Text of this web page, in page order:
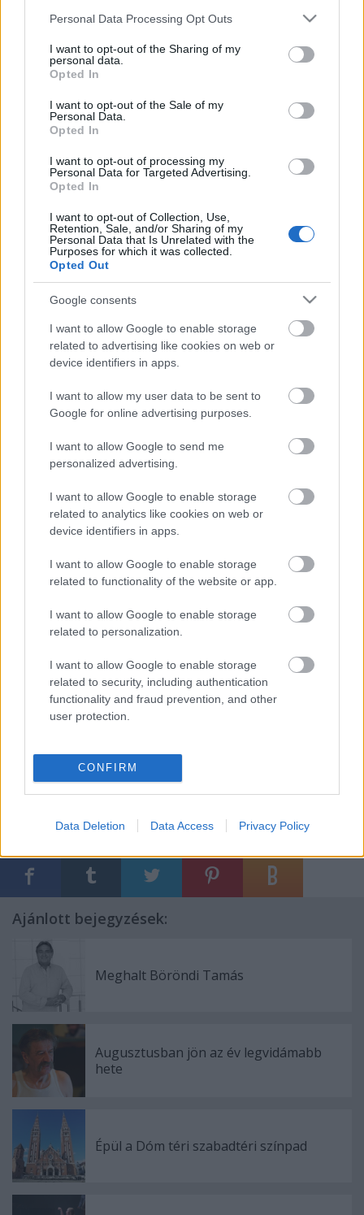
Please note that this website/app uses one or more Google
not limited to your visit or usage behaviour. You may click to
grant or deny consent to Google and its third-party tags to
use your data for below specified purposes in below Google
consent section.
Personal Data Processing Opt Outs
I want to opt-out of the Sharing of my
personal data.
Opted In
I want to opt-out of the Sale of my
Personal Data.
Opted In
I want to opt-out of processing my
Personal Data for Targeted Advertising.
Opted In
I want to opt-out of Collection, Use,
Retention, Sale, and/or Sharing of my
Personal Data that Is Unrelated with the
Purposes for which it was collected.
Opted Out
Google consents
I want to allow Google to enable storage
related to advertising like cookies on web or
device identifiers in apps.
I want to allow my user data to be sent to
Google for online advertising purposes.
I want to allow Google to send me
personalized advertising.
I want to allow Google to enable storage
related to analytics like cookies on web or
device identifiers in apps.
I want to allow Google to enable storage
related to functionality of the website or app.
I want to allow Google to enable storage
related to personalization.
I want to allow Google to enable storage
related to security, including authentication
functionality and fraud prevention, and other
user protection.
CONFIRM
Data Deletion Data Access Privacy Policy
megy. Úgy gondoltam és gondolom most is, hogy
létezhet úgy művészet, hogy önmagában. És az volt a
disznóság, hogy egyik politikai kurzus sem volt
hajlandó odaállni e mellé az egészen különleges és
szép fesztivál mellé. Úgy kezdődött, hogy a
vett egy házat, és elment a barátaival zenélni
oda, aztán a zenéből filmet is forgatott, a zenét
abból lett aTámad a szélcímű lemez. Jó lemez volt.
Nagyon megtetszett neki a dolog, és elhatározta,
meghívta a Nemzeti SzínházbólCsiszár Imrét,
Berek Katit, Nemcsák Károlytés a többieket" -
idézte fel a fesztivál indulását az egykori művészeti
vezető.
"Ez egy folyamat volt, és most ott tartunk, hogy két
évvel ezelőtt a sajtótájékoztatónk előtt kértem
elküldtem a francba, mert hazudott, mert átvert
minket. Valahogy úgy adódott, hogy minden
Három éve kitaláltam, hogy nem átvágjuk a piros-
fehér-zöld szalagot, hanem egy széles nemzetiszínű
L. Simon, akiben
nem is az zavart, hogy rossz politikus, hanem még
mellette rossz költő is, szóval, hogy ő meg az akkori
földművelésügyi miniszter nem elvágják, hanem
majd összekötik ezt a szalagot. Írtam is hozzá egy
szöveget, hogy ne szétvágd, hanem ragaszd össze, ne
szétharapd, hanem harapdáld össze, és ezt a
zokon vette, illetve a pécsi polgármester vette zokon,
és szólt neki, hogy határolódjon el tőlem, és ő
vagyok a Művészetek Völgye vezetésének, illetve
stábjának a tagja" - számolt beGalkó Balázs
A teljes interjú a Magyar Narancsban olvasható.
Ajánlott bejegyzések:
Meghalt Böröndi Tamás
Augusztusban jön az év legvidámabb
hete
Épül a Dóm téri szabadtéri színpad